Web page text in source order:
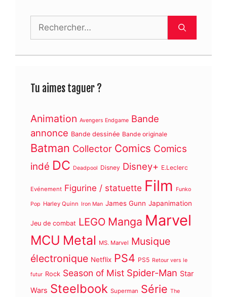
Rechercher :
Tu aimes taguer ?
Animation Avengers Endgame Bande
annonce Bande dessinée Bande originale
Batman Collector Comics Comics
indé DC Deadpool Disney Disney+ E.Leclerc
Evénement Figurine / statuette Film Funko
Pop Harley Quinn Iron Man James Gunn Japanimation
Jeu de combat LEGO Manga Marvel
MCU Metal MS. Marvel Musique
électronique Netflix PS4 PS5 Retour vers le
futur Rock Season of Mist Spider-Man Star
Wars Steelbook Superman Série The